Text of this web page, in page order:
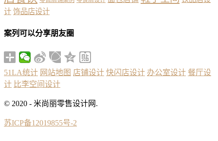
计 饰品店设计
案列可以分享朋友圈
51LA统计 网站地图 店铺设计 快闪店设计 办公室设计 餐厅设
计 比李空间设计
© 2020 - 米尚丽零售设计网.
苏ICP备12019855号-2